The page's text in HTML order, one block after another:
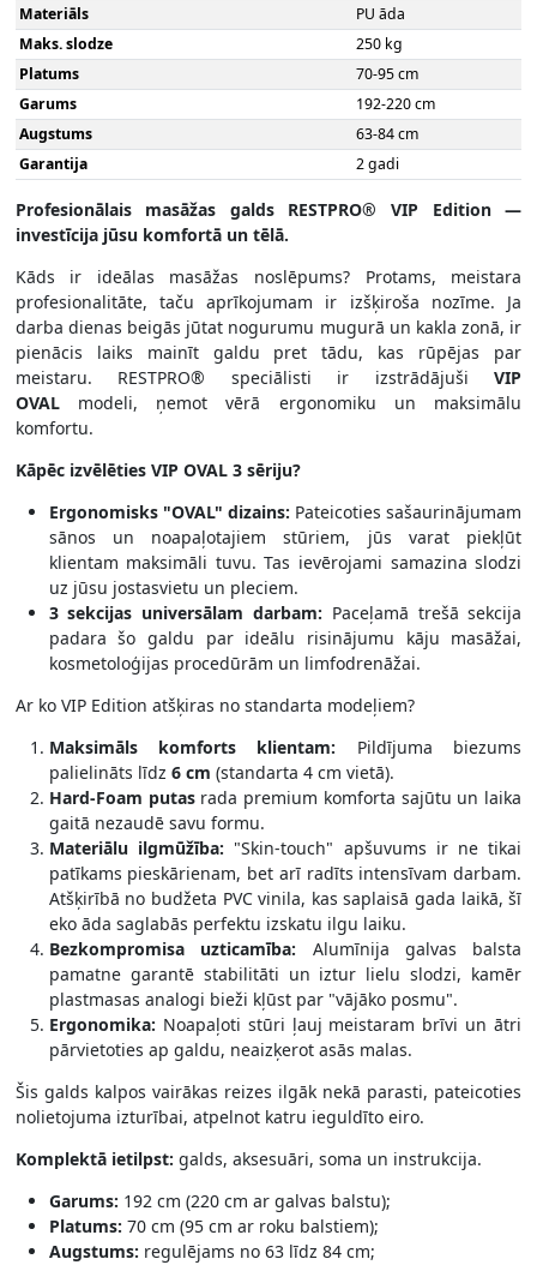
Materiāls
PU āda
Maks. slodze
250 kg
Platums
70-95 cm
Garums
192-220 cm
Augstums
63-84 cm
Garantija
2 gadi
Profesionālais masāžas galds RESTPRO® VIP Edition —
investīcija jūsu komfortā un tēlā.
Kāds ir ideālas masāžas noslēpums? Protams, meistara
profesionalitāte, taču aprīkojumam ir izšķiroša nozīme. Ja
darba dienas beigās jūtat nogurumu mugurā un kakla zonā, ir
pienācis laiks mainīt galdu pret tādu, kas rūpējas par
meistaru. RESTPRO® speciālisti ir izstrādājušiVIP
OVALmodeli, ņemot vērā ergonomiku un maksimālu
komfortu.
Kāpēc izvēlēties VIP OVAL 3 sēriju?
Ergonomisks "OVAL" dizains: Pateicoties sašaurinājumam
sānos un noapaļotajiem stūriem, jūs varat piekļūt
klientam maksimāli tuvu. Tas ievērojami samazina slodzi
uz jūsu jostasvietu un pleciem.
3 sekcijas universālam darbam: Paceļamā trešā sekcija
padara šo galdu par ideālu risinājumu kāju masāžai,
kosmetoloģijas procedūrām un limfodrenāžai.
Ar ko VIP Edition atšķiras no standarta modeļiem?
Maksimāls komforts klientam: Pildījuma biezums
palielināts līdz 6 cm (standarta 4 cm vietā).
Hard-Foam putasrada premium komforta sajūtu un laika
gaitā nezaudē savu formu.
Materiālu ilgmūžība: "Skin-touch" apšuvums ir ne tikai
patīkams pieskārienam, bet arī radīts intensīvam darbam.
Atšķirībā no budžeta PVC vinila, kas saplaisā gada laikā, šī
eko āda saglabās perfektu izskatu ilgu laiku.
Bezkompromisa uzticamība: Alumīnija galvas balsta
pamatne garantē stabilitāti un iztur lielu slodzi, kamēr
plastmasas analogi bieži kļūst par "vājāko posmu".
Ergonomika: Noapaļoti stūri ļauj meistaram brīvi un ātri
pārvietoties ap galdu, neaizķerot asās malas.
Šis galds kalpos vairākas reizes ilgāk nekā parasti, pateicoties
nolietojuma izturībai, atpelnot katru ieguldīto eiro.
Komplektā ietilpst: galds, aksesuāri, soma un instrukcija.
Garums: 192 cm (220 cm ar galvas balstu);
Platums: 70 cm (95 cm ar roku balstiem);
Augstums: regulējams no 63 līdz 84 cm;